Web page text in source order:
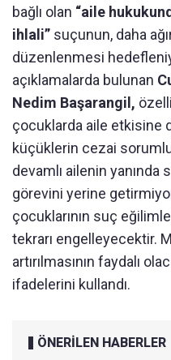
bağlı olan “aile
ihlali” suçunun, daha
düzenlenmesi
açıklamalarda bulunan
Nedim Başarangil,
çocuklarda aile etkisine
küçüklerin cezai
devamlı ailenin yanında
görevini yerine
çocuklarının suç
tekrarı engelleyecektir.
artırılmasının faydalı
ifadelerini kullandı.
ÖNERİLEN HABERLER